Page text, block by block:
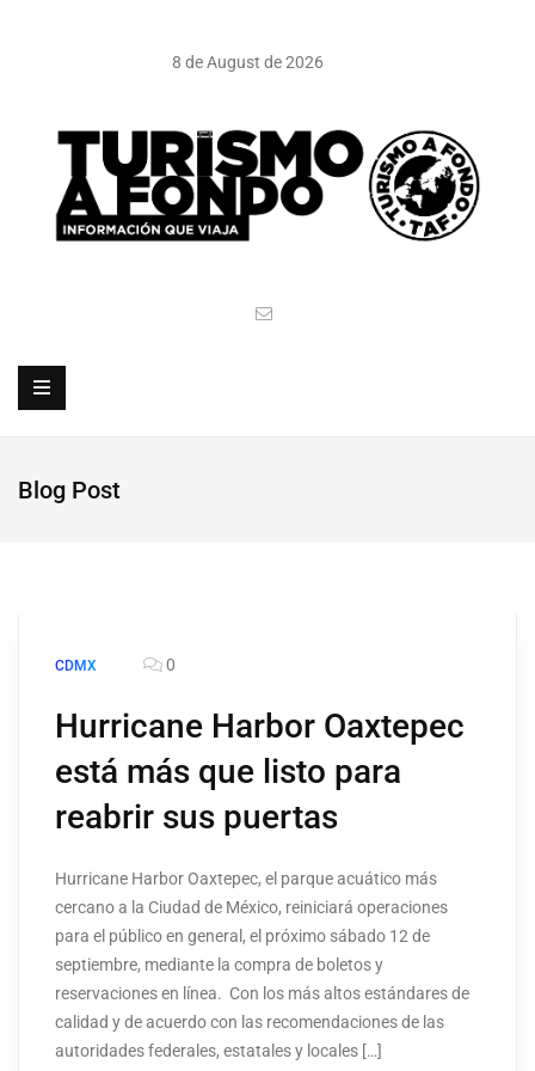
8 de August de 2026
Blog Post
CDMX 0
Hurricane Harbor Oaxtepec
está más que listo para
reabrir sus puertas
Hurricane Harbor Oaxtepec, el parque acuático más
cercano a la Ciudad de México, reiniciará operaciones
para el público en general, el próximo sábado 12 de
septiembre, mediante la compra de boletos y
reservaciones en línea. Con los más altos estándares de
calidad y de acuerdo con las recomendaciones de las
autoridades federales, estatales y locales […]